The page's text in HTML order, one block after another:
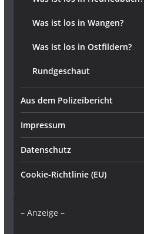
Was ist los in Wangen?
Was ist los in Ostfildern?
Rundgeschaut
Aus dem Polizeibericht
Impressum
Datenschutz
Cookie-Richtlinie (EU)
– Anzeige –